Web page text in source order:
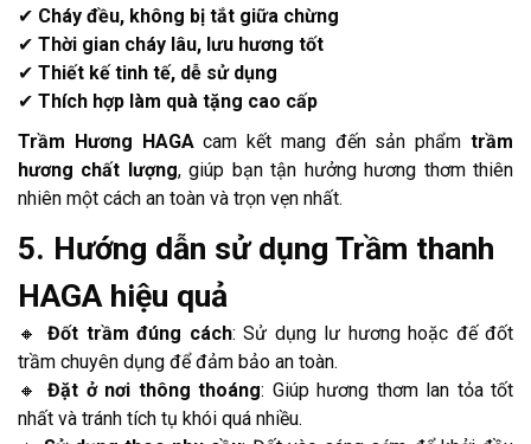
✔ Cháy đều, không bị tắt giữa chừng
✔ Thời gian cháy lâu, lưu hương tốt
✔ Thiết kế tinh tế, dễ sử dụng
✔ Thích hợp làm quà tặng cao cấp
Trầm Hương HAGAcam kết mang đến sản phẩmtrầm
hương chất lượng, giúp bạn tận hưởng hương thơm thiên
nhiên một cách an toàn và trọn vẹn nhất.
5. Hướng dẫn sử dụng Trầm thanh
HAGA hiệu quả
🔸 Đốt trầm đúng cách: Sử dụng lư hương hoặc đế đốt
trầm chuyên dụng để đảm bảo an toàn.
🔸 Đặt ở nơi thông thoáng: Giúp hương thơm lan tỏa tốt
nhất và tránh tích tụ khói quá nhiều.